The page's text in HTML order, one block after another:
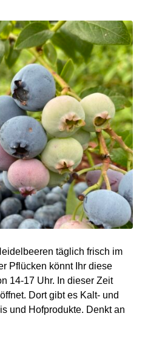
täglich frisch im
Pflücken könnt Ihr diese
14-17 Uhr. In dieser Zeit
Dort gibt es Kalt- und
und Hofprodukte. Denkt an